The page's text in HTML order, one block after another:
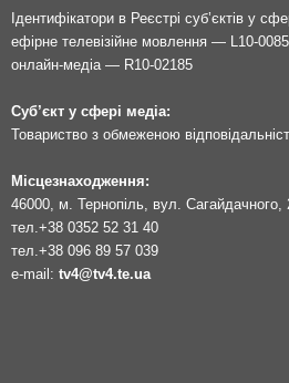
Ідентифікатори в Реєстрі суб’єктів у
ефірне телевізійне мовлення — L10-
онлайн-медіа — R10-02185
Суб’єкт у сфері медіа:
Товариство з обмеженою
Місцезнаходження:
46000, м. Тернопіль, вул. Сагайдачного,
тел. +38 0352 52 31 40
тел. +38 096 89 57 039
e-mail: tv4@tv4.te.ua